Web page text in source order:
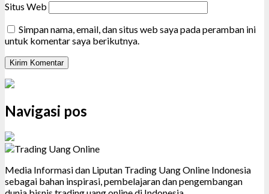
Situs Web
Simpan nama, email, dan situs web saya pada peramban ini
untuk komentar saya berikutnya.
Navigasi pos
Media Informasi dan Liputan Trading Uang Online Indonesia
sebagai bahan inspirasi, pembelajaran dan pengembangan